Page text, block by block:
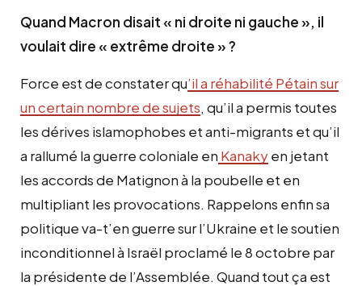
Quand Macron disait « ni droite ni gauche », il
voulait dire « extrême droite » ?
Force est de constater qu’il a réhabilité Pétain sur
un certain nombre de sujets, qu’il a permis toutes
les dérives islamophobes et anti-migrants et qu’il
a rallumé la guerre coloniale en Kanakyen jetant
les accords de Matignon à la poubelle et en
multipliant les provocations. Rappelons enfin sa
politique va-t’en guerre sur l’Ukraine et le soutien
inconditionnel à Israël proclamé le 8 octobre par
la présidente de l’Assemblée. Quand tout ça est